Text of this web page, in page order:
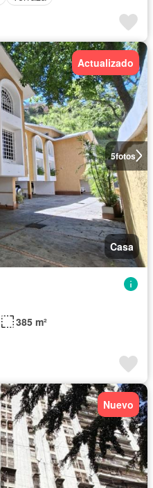
5fotos
Actualizado
Casa
385 m²
Nuevo